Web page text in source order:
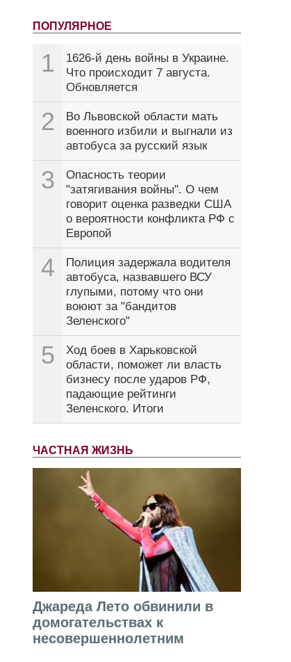
ПОПУЛЯРНОЕ
1
1626-й день войны в Украине.
Что происходит 7 августа.
Обновляется
2
Во Львовской области мать
военного избили и выгнали из
автобуса за русский язык
3
Опасность теории
"затягивания войны". О чем
говорит оценка разведки США
о вероятности конфликта РФ с
Европой
4
Полиция задержала водителя
автобуса, назвавшего ВСУ
глупыми, потому что они
воюют за "бандитов
Зеленского"
5
Ход боев в Харьковской
области, поможет ли власть
бизнесу после ударов РФ,
падающие рейтинги
Зеленского. Итоги
ЧАСТНАЯ ЖИЗНЬ
Джареда Лето обвинили в
домогательствах к
несовершеннолетним